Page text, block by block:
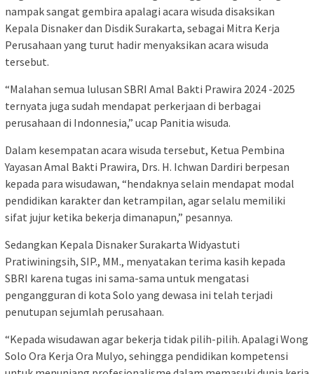
nampak sangat gembira apalagi acara wisuda disaksikan
Kepala Disnaker dan Disdik Surakarta, sebagai Mitra Kerja
Perusahaan yang turut hadir menyaksikan acara wisuda
tersebut.
“Malahan semua lulusan SBRI Amal Bakti Prawira 2024 -2025
ternyata juga sudah mendapat perkerjaan di berbagai
perusahaan di Indonnesia,” ucap Panitia wisuda.
Dalam kesempatan acara wisuda tersebut, Ketua Pembina
Yayasan Amal Bakti Prawira, Drs. H. Ichwan Dardiri berpesan
kepada para wisudawan, “hendaknya selain mendapat modal
pendidikan karakter dan ketrampilan, agar selalu memiliki
sifat jujur ketika bekerja dimanapun,” pesannya.
Sedangkan Kepala Disnaker Surakarta Widyastuti
Pratiwiningsih, SIP., MM., menyatakan terima kasih kepada
SBRI karena tugas ini sama-sama untuk mengatasi
pengangguran di kota Solo yang dewasa ini telah terjadi
penutupan sejumlah perusahaan.
“Kepada wisudawan agar bekerja tidak pilih-pilih. Apalagi Wong
Solo Ora Kerja Ora Mulyo, sehingga pendidikan kompetensi